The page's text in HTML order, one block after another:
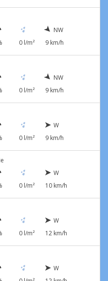
0 l/m²
NW
9 km/h
0 l/m²
NW
9 km/h
0 l/m²
W
9 km/h
0 l/m²
W
10 km/h
0 l/m²
W
12 km/h
W